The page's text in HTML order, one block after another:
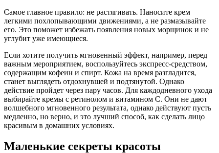
Самое главное правило: не растягивать. Наносите крем
легкими похлопывающими движениями, а не размазывайте
его. Это поможет избежать появления новых морщинок и не
углубит уже имеющиеся.
Если хотите получить мгновенный эффект, например, перед
важным мероприятием, воспользуйтесь экспресс-средством,
содержащим кофеин и спирт. Кожа на время разгладится,
станет выглядеть отдохнувшей и подтянутой. Однако
действие пройдет через пару часов. Для каждодневного ухода
выбирайте кремы с ретинолом и витамином С. Они не дают
волшебного мгновенного результата, однако действуют пусть
медленно, но верно, и это лучший способ, как сделать лицо
красивым в домашних условиях.
Маленькие секреты красоты